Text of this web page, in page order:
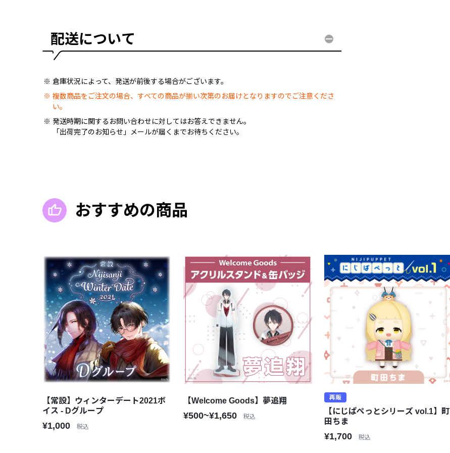
配送について
倉庫状況によって、発送が前後する場合がございます。
複数商品をご注文の場合、すべての商品が揃い次第のお届けとなりますのでご注意くださ
い。
発送時期に関するお問い合わせに対してはお答えできません。
「出荷完了のお知らせ」メールが届くまでお待ちください。
おすすめの商品
【常設】ウィンターデート2021ボ
イス - Dグループ
¥1,000 税込
【Welcome Goods】夢追翔
¥500~¥1,650 税込
再販
【にじぱぺっとシリーズ vol.1】町
田ちま
¥1,700 税込